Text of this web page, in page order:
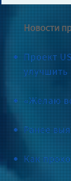
Новости
Проект
улучшить
«Желаю
Ранее
Как